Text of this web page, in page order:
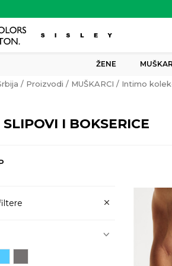
ŽENE
Proizvodi MUŠKARCI Intimo
I BOKSERICE